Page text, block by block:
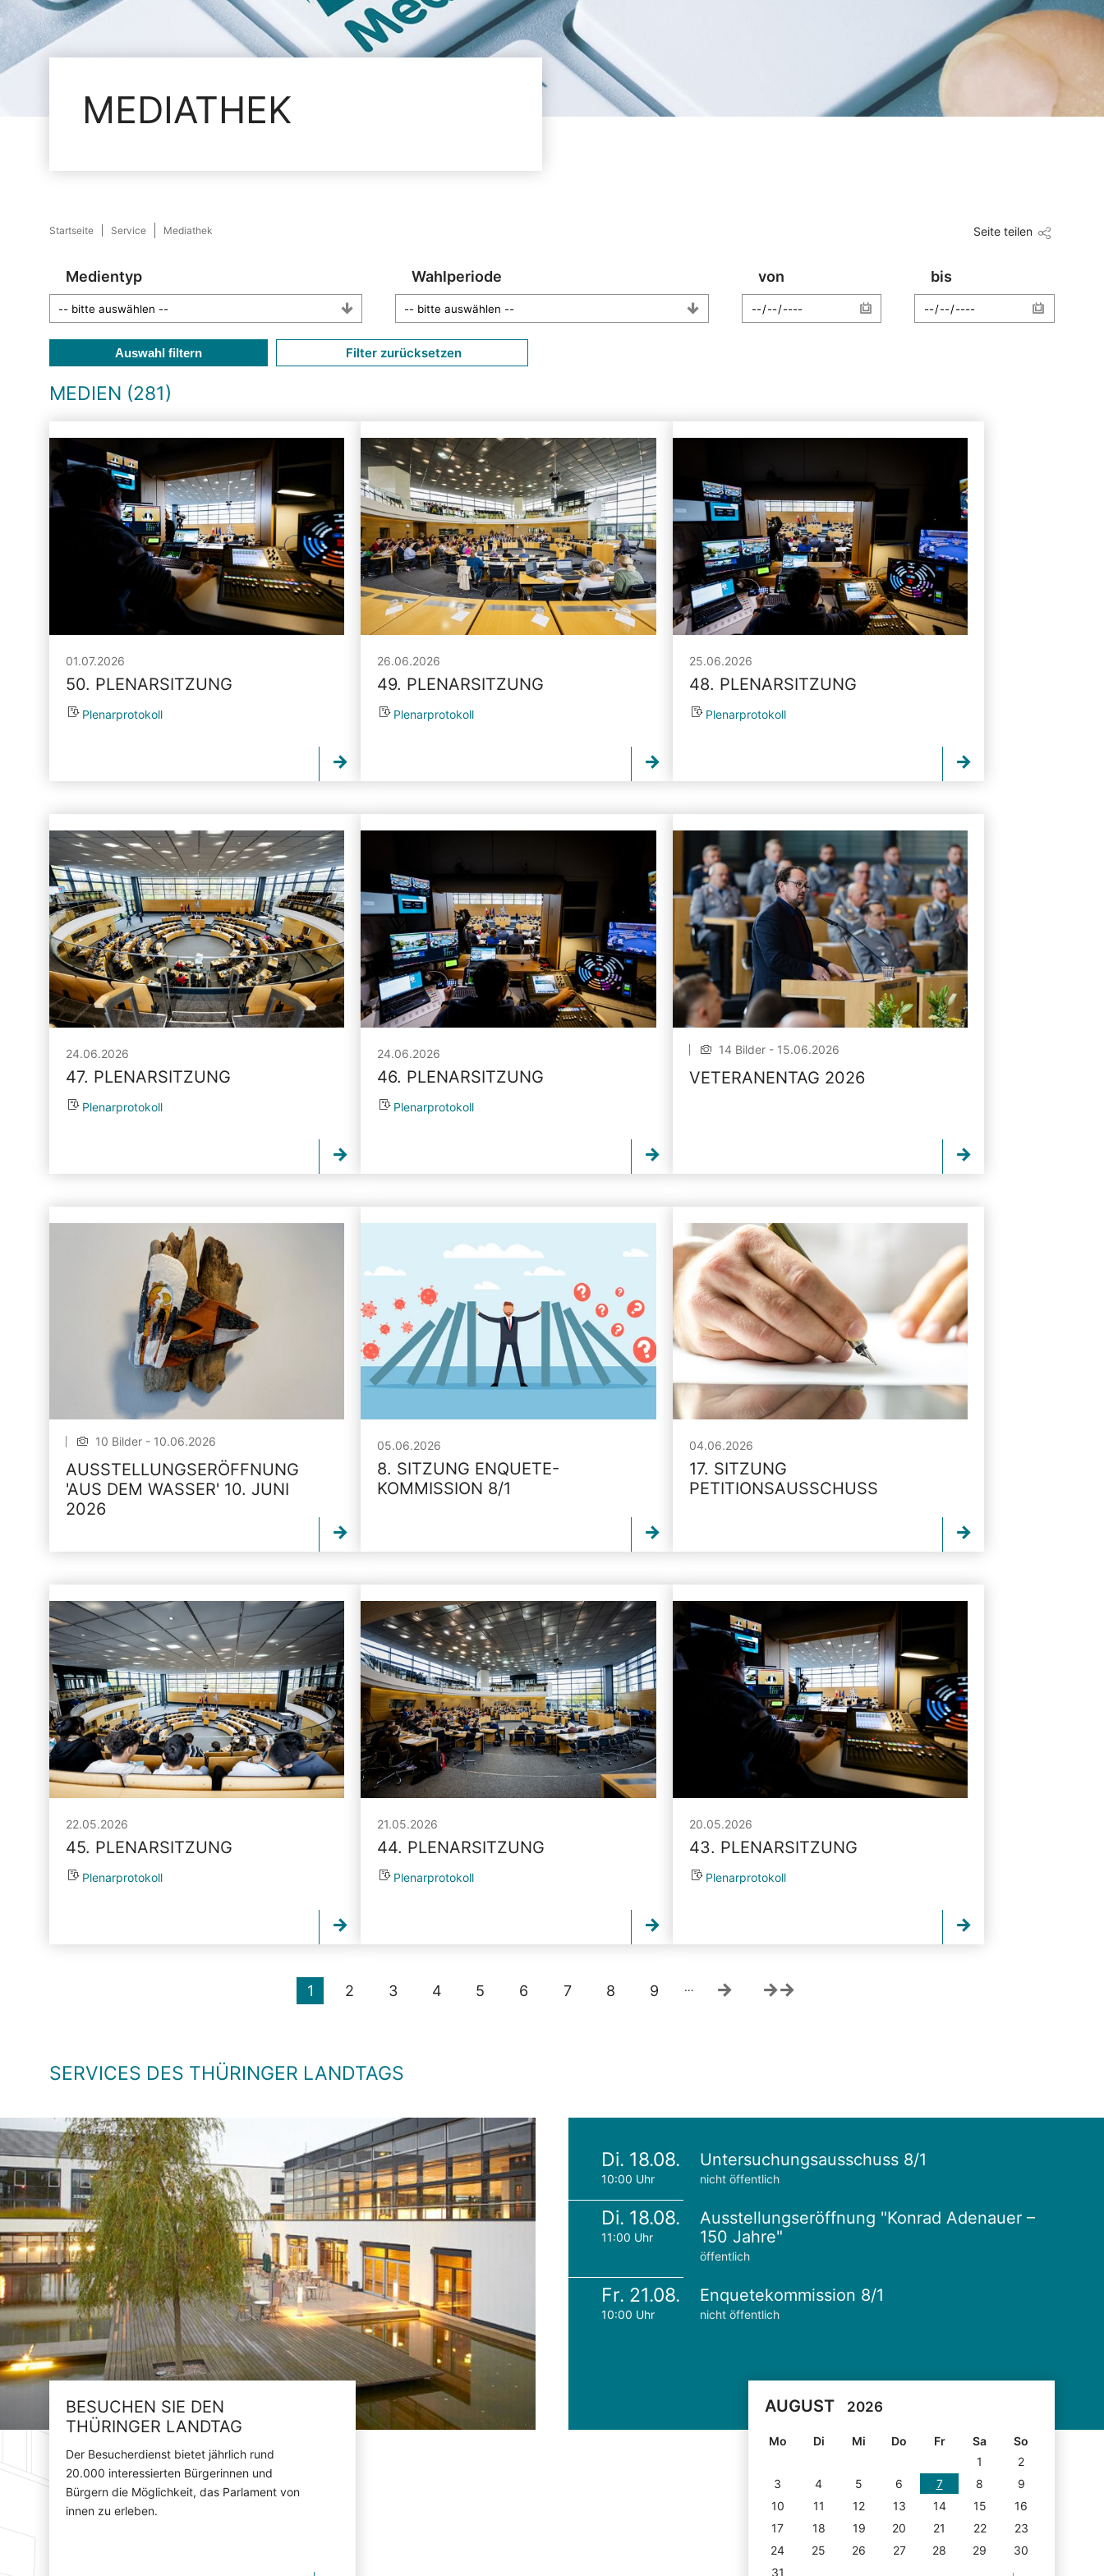
MEDIATHEK
Startseite Service Mediathek Seite teilen
Medientyp Wahlperiode von bis
Auswahl filtern Filter zurücksetzen
MEDIEN (281)
01.07.2026
50. PLENARSITZUNG
Plenarprotokoll
26.06.2026
49. PLENARSITZUNG
Plenarprotokoll
25.06.2026
48. PLENARSITZUNG
Plenarprotokoll
24.06.2026
47. PLENARSITZUNG
Plenarprotokoll
24.06.2026
46. PLENARSITZUNG
Plenarprotokoll
14 Bilder - 15.06.2026
VETERANENTAG 2026
10 Bilder - 10.06.2026
AUSSTELLUNGSERÖFFNUNG
'AUS DEM WASSER' 10. JUNI
2026
05.06.2026
8. SITZUNG ENQUETE-
KOMMISSION 8/1
04.06.2026
17. SITZUNG
PETITIONSAUSSCHUSS
22.05.2026
45. PLENARSITZUNG
Plenarprotokoll
21.05.2026
44. PLENARSITZUNG
Plenarprotokoll
20.05.2026
43. PLENARSITZUNG
Plenarprotokoll
1 2 3 4 5 6 7 8 9 …
SERVICES DES THÜRINGER LANDTAGS
BESUCHEN SIE DEN
THÜRINGER LANDTAG
Der Besucherdienst bietet jährlich rund
20.000 interessierten Bürgerinnen und
Bürgern die Möglichkeit, das Parlament von
innen zu erleben.
Di. 18.08.
10:00 Uhr
Untersuchungsausschuss 8/1
nicht öffentlich
Di. 18.08.
11:00 Uhr
Ausstellungseröffnung "Konrad Adenauer –
150 Jahre"
öffentlich
Fr. 21.08.
10:00 Uhr
Enquetekommission 8/1
nicht öffentlich
AUGUST 2026
Mo Di Mi Do Fr Sa
So
1
2
3
4 5 6 7 8
9
10
11 12 13 14 15
16
17
18 19 20 21 22
23
24
25 26 27 28 29
30
31